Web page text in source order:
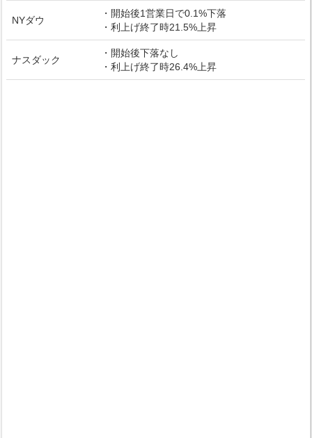
NYダウ
・開始後1営業日で0.1%下落
・利上げ終了時21.5%上昇
ナスダック
・開始後下落なし
・利上げ終了時26.4%上昇